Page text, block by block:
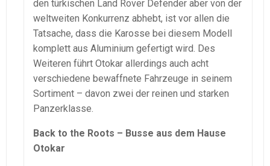
den türkischen Land Rover Defender aber von der
weltweiten Konkurrenz abhebt, ist vor allen die
Tatsache, dass die Karosse bei diesem Modell
komplett aus Aluminium gefertigt wird. Des
Weiteren führt Otokar allerdings auch acht
verschiedene bewaffnete Fahrzeuge in seinem
Sortiment – davon zwei der reinen und starken
Panzerklasse.
Back to the Roots – Busse aus dem Hause
Otokar